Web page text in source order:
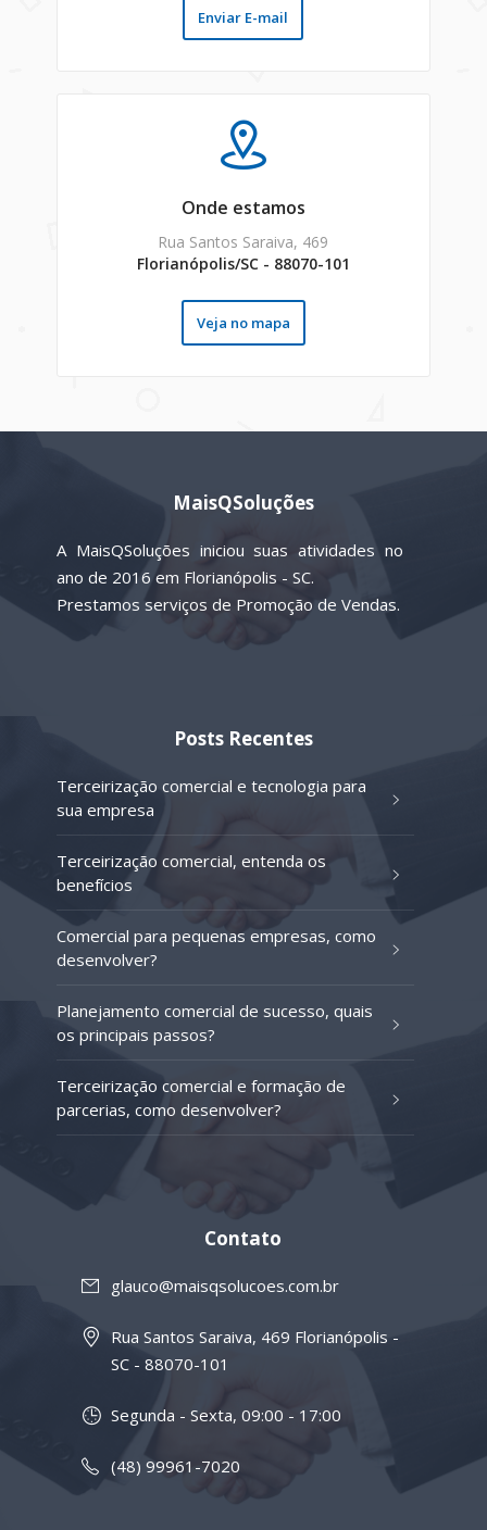
Enviar E-mail
Onde estamos
Rua Santos Saraiva, 469
Florianópolis/SC - 88070-101
Veja no mapa
MaisQSoluções
A MaisQSoluções iniciou suas atividades no
ano de 2016 em Florianópolis - SC.
Prestamos serviços de Promoção de Vendas.
Posts Recentes
Terceirização comercial e tecnologia para
sua empresa
Terceirização comercial, entenda os
benefícios
Comercial para pequenas empresas, como
desenvolver?
Planejamento comercial de sucesso, quais
os principais passos?
Terceirização comercial e formação de
parcerias, como desenvolver?
Contato
glauco@maisqsolucoes.com.br
Rua Santos Saraiva, 469 Florianópolis -
SC - 88070-101
Segunda - Sexta, 09:00 - 17:00
(48) 99961-7020